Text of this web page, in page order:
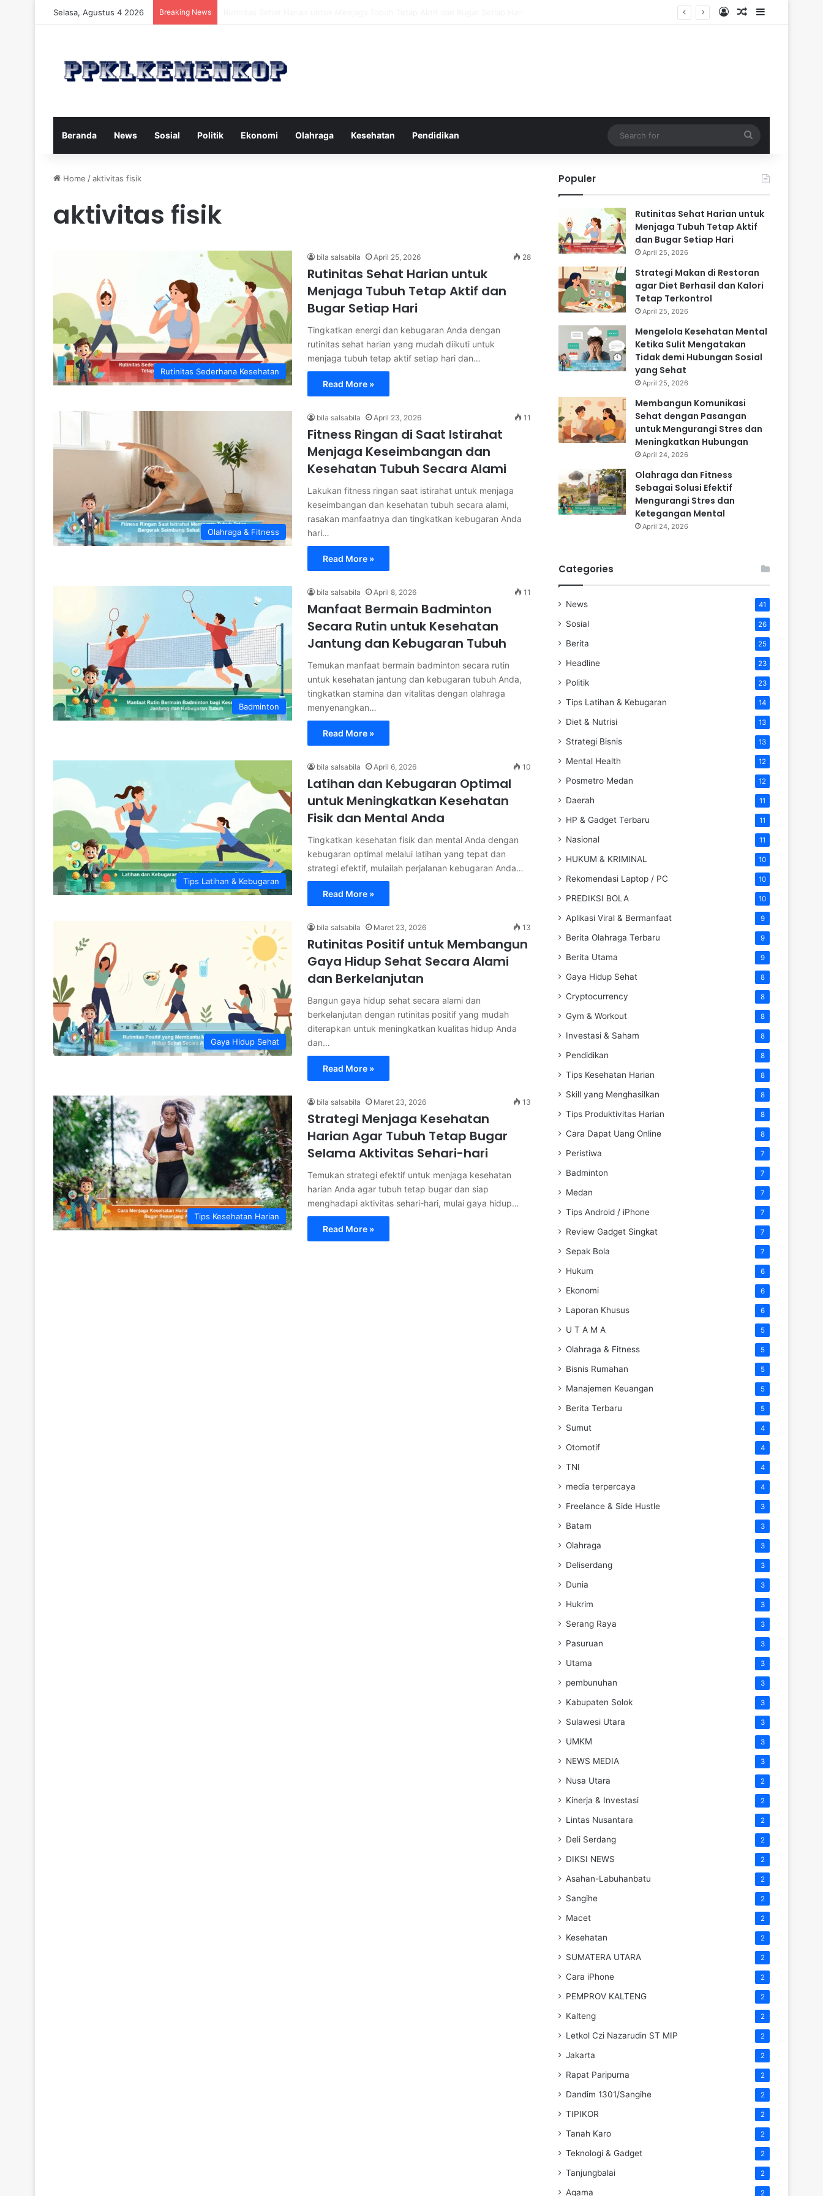
Selasa, Agustus 4 2026 Breaking News Log InRandom Article
Sidebar
Beranda News Sosial Politik Ekonomi Olahraga Kesehatan Pendidikan
for
Home /aktivitas fisik
aktivitas fisik
Rutinitas Sederhana Kesehatan
bila salsabila April 25, 2026 28
Rutinitas Sehat Harian untuk
Menjaga Tubuh Tetap Aktif dan
Bugar Setiap Hari
Tingkatkan energi dan kebugaran Anda dengan
rutinitas sehat harian yang mudah diikuti untuk
menjaga tubuh tetap aktif setiap hari dan…
Read More »
Olahraga & Fitness
bila salsabila April 23, 2026 11
Fitness Ringan di Saat Istirahat
Menjaga Keseimbangan dan
Kesehatan Tubuh Secara Alami
Lakukan fitness ringan saat istirahat untuk menjaga
keseimbangan dan kesehatan tubuh secara alami,
rasakan manfaatnya dan tingkatkan kebugaran Anda
hari…
Read More »
Badminton
bila salsabila April 8, 2026 11
Manfaat Bermain Badminton
Secara Rutin untuk Kesehatan
Jantung dan Kebugaran Tubuh
Temukan manfaat bermain badminton secara rutin
untuk kesehatan jantung dan kebugaran tubuh Anda,
tingkatkan stamina dan vitalitas dengan olahraga
menyenangkan…
Read More »
Tips Latihan & Kebugaran
bila salsabila April 6, 2026 10
Latihan dan Kebugaran Optimal
untuk Meningkatkan Kesehatan
Fisik dan Mental Anda
Tingkatkan kesehatan fisik dan mental Anda dengan
kebugaran optimal melalui latihan yang tepat dan
strategi efektif, mulailah perjalanan kebugaran Anda…
Read More »
Gaya Hidup Sehat
bila salsabila Maret 23, 2026 13
Rutinitas Positif untuk Membangun
Gaya Hidup Sehat Secara Alami
dan Berkelanjutan
Bangun gaya hidup sehat secara alami dan
berkelanjutan dengan rutinitas positif yang mudah
diterapkan untuk meningkatkan kualitas hidup Anda
dan…
Read More »
Tips Kesehatan Harian
bila salsabila Maret 23, 2026 13
Strategi Menjaga Kesehatan
Harian Agar Tubuh Tetap Bugar
Selama Aktivitas Sehari-hari
Temukan strategi efektif untuk menjaga kesehatan
harian Anda agar tubuh tetap bugar dan siap
menghadapi aktivitas sehari-hari, mulai gaya hidup…
Read More »
Populer
Rutinitas Sehat Harian untuk
Menjaga Tubuh Tetap Aktif
dan Bugar Setiap Hari
April 25, 2026
Strategi Makan di Restoran
agar Diet Berhasil dan Kalori
Tetap Terkontrol
April 25, 2026
Mengelola Kesehatan Mental
Ketika Sulit Mengatakan
Tidak demi Hubungan Sosial
yang Sehat
April 25, 2026
Membangun Komunikasi
Sehat dengan Pasangan
untuk Mengurangi Stres dan
Meningkatkan Hubungan
April 24, 2026
Olahraga dan Fitness
Sebagai Solusi Efektif
Mengurangi Stres dan
Ketegangan Mental
April 24, 2026
Categories
News 41
Sosial 26
Berita 25
Headline 23
Politik 23
Tips Latihan & Kebugaran 14
Diet & Nutrisi 13
Strategi Bisnis 13
Mental Health 12
Posmetro Medan 12
Daerah 11
HP & Gadget Terbaru 11
Nasional 11
HUKUM & KRIMINAL 10
Rekomendasi Laptop / PC 10
PREDIKSI BOLA 10
Aplikasi Viral & Bermanfaat 9
Berita Olahraga Terbaru 9
Berita Utama 9
Gaya Hidup Sehat 8
Cryptocurrency 8
Gym & Workout 8
Investasi & Saham 8
Pendidikan 8
Tips Kesehatan Harian 8
Skill yang Menghasilkan 8
Tips Produktivitas Harian 8
Cara Dapat Uang Online 8
Peristiwa 7
Badminton 7
Medan 7
Tips Android / iPhone 7
Review Gadget Singkat 7
Sepak Bola 7
Hukum 6
Ekonomi 6
Laporan Khusus 6
U T A M A 5
Olahraga & Fitness 5
Bisnis Rumahan 5
Manajemen Keuangan 5
Berita Terbaru 5
Sumut 4
Otomotif 4
TNI 4
media terpercaya 4
Freelance & Side Hustle 3
Batam 3
Olahraga 3
Deliserdang 3
Dunia 3
Hukrim 3
Serang Raya 3
Pasuruan 3
Utama 3
pembunuhan 3
Kabupaten Solok 3
Sulawesi Utara 3
UMKM 3
NEWS MEDIA 3
Nusa Utara 2
Kinerja & Investasi 2
Lintas Nusantara 2
Deli Serdang 2
DIKSI NEWS 2
Asahan-Labuhanbatu 2
Sangihe 2
Macet 2
Kesehatan 2
SUMATERA UTARA 2
Cara iPhone 2
PEMPROV KALTENG 2
Kalteng 2
Letkol Czi Nazarudin ST MIP 2
Jakarta 2
Rapat Paripurna 2
Dandim 1301/Sangihe 2
TIPIKOR 2
Tanah Karo 2
Teknologi & Gadget 2
Tanjungbalai 2
Agama 2